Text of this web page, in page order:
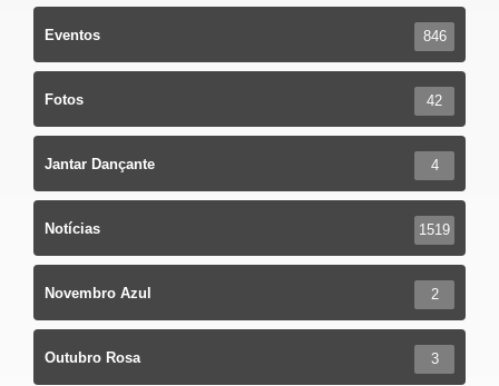
Eventos 846
Fotos 42
Jantar Dançante 4
Notícias 1519
Novembro Azul 2
Outubro Rosa 3